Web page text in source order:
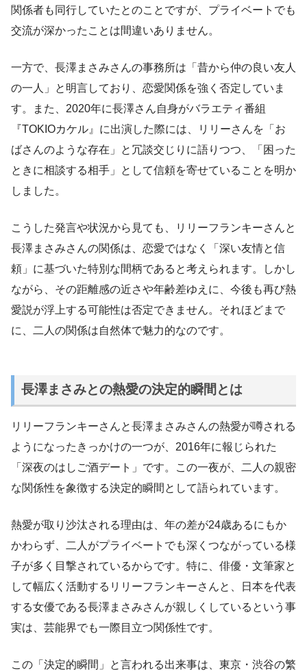
関係者も同行していたとのことですが、プライベートでも
交流が深かったことは間違いありません。
一方で、長澤まさみさんの事務所は「昔から仲の良い友人
の一人」と明言しており、恋愛関係を強く否定していま
す。また、2020年に長澤さん自身がバラエティ番組
『TOKIOカケル』に出演した際には、リリーさんを「お
ばさんのような存在」と冗談交じりに語りつつ、「困った
ときに相談する相手」として信頼を寄せていることを明か
しました。
こうした発言や状況から見ても、リリーフランキーさんと
長澤まさみさんの関係は、恋愛ではなく「深い友情と信
頼」に基づいた特別な間柄であると考えられます。しかし
ながら、その距離感の近さや年齢差ゆえに、今後も再び熱
愛説が浮上する可能性は否定できません。それほどまで
に、二人の関係は自然体で魅力的なのです。
長澤まさみとの熱愛の決定的瞬間とは
リリーフランキーさんと長澤まさみさんの熱愛が噂される
ようになったきっかけの一つが、2016年に報じられた
「深夜のはしご酒デート」です。この一夜が、二人の親密
な関係性を象徴する決定的瞬間として語られています。
熱愛が取り沙汰される理由は、年の差が24歳あるにもか
かわらず、二人がプライベートでも深くつながっている様
子が多く目撃されているからです。特に、俳優・文筆家と
して幅広く活動するリリーフランキーさんと、日本を代表
する女優である長澤まさみさんが親しくしているという事
実は、芸能界でも一際目立つ関係性です。
この「決定的瞬間」と言われる出来事は、東京・渋谷の繁